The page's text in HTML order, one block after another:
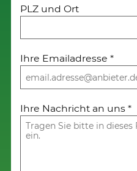
PLZ und Ort
Ihre Emailadresse*
Ihre Nachricht an uns*